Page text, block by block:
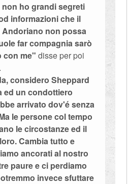
ho grandi segreti
informazioni che il
non possa
far compagnia sarò
con me" disse per poi
considero Sheppard
ed un condottiero
arrivato dov'é senza
le persone col tempo
le circostanze ed il
Cambia tutto e
ancorati al nostro
paure e ci perdiamo
invece sfuttare